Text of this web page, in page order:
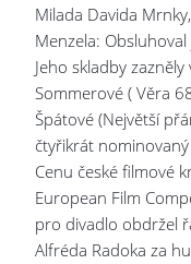
Milada Davida
Menzela:
Jeho skladby
Sommerové ( Věra
Špátové (Největší
čtyřikrát
Cenu české filmové
European Film
pro divadlo obdržel
Alfréda Radoka za